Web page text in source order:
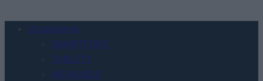
Urządzenia
SMARTFONY
TABLETY
WEARABLE